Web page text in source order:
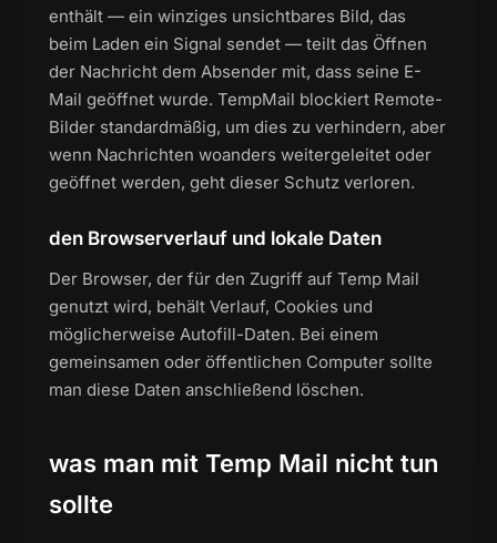
enthält — ein winziges unsichtbares Bild, das
beim Laden ein Signal sendet — teilt das Öffnen
der Nachricht dem Absender mit, dass seine E-
Mail geöffnet wurde. TempMail blockiert Remote-
Bilder standardmäßig, um dies zu verhindern, aber
wenn Nachrichten woanders weitergeleitet oder
geöffnet werden, geht dieser Schutz verloren.
den Browserverlauf und lokale Daten
Der Browser, der für den Zugriff auf Temp Mail
genutzt wird, behält Verlauf, Cookies und
möglicherweise Autofill-Daten. Bei einem
gemeinsamen oder öffentlichen Computer sollte
man diese Daten anschließend löschen.
was man mit Temp Mail nicht tun
sollte